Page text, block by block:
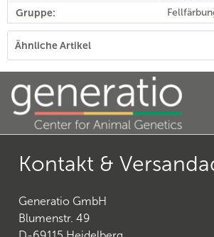
Gruppe:
Ähnliche Artikel
Kontakt &
Generatio GmbH
Blumenstr. 49